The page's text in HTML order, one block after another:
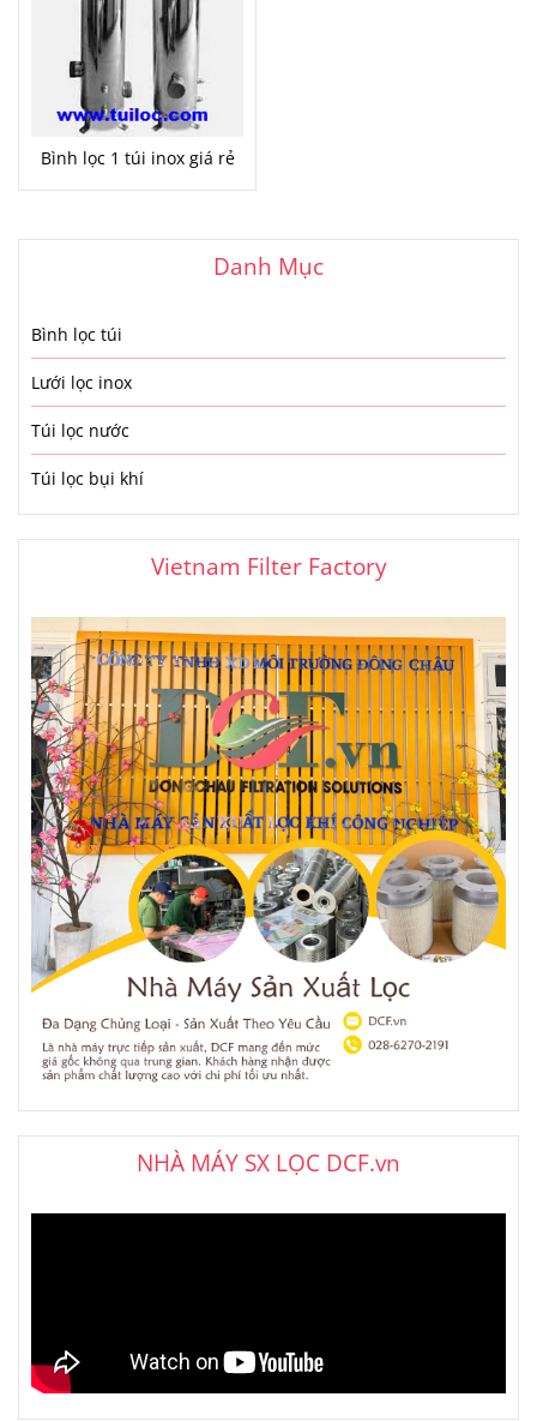
Bình lọc 1 túi inox giá rẻ
Danh Mục
Bình lọc túi
Lưới lọc inox
Túi lọc nước
Túi lọc bụi khí
Vietnam Filter Factory
NHÀ MÁY SX LỌC DCF.vn